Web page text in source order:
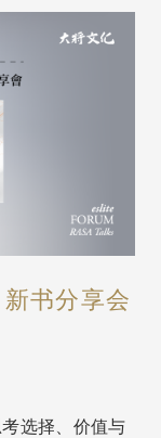
书分享会
选择、价值与